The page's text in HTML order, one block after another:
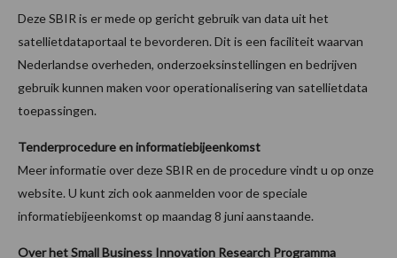
Deze SBIR is er mede op gericht gebruik van data uit het
satellietdataportaal te bevorderen. Dit is een faciliteit waarvan
Nederlandse overheden, onderzoeksinstellingen en bedrijven
gebruik kunnen maken voor operationalisering van satellietdata
toepassingen.
Tenderprocedure en informatiebijeenkomst
Meer informatie over deze SBIR en de procedure vindt u op onze
website. U kunt zich ook aanmelden voor de speciale
informatiebijeenkomst op maandag 8 juni aanstaande.
Over het Small Business Innovation Research Programma